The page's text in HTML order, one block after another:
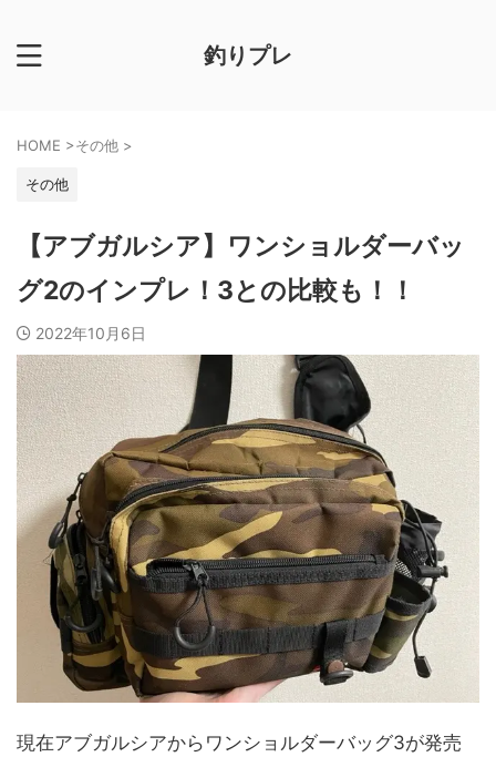
釣りプレ
HOME >その他 >
その他
【アブガルシア】ワンショルダーバッ
グ2のインプレ！3との比較も！！
2022年10月6日
現在アブガルシアからワンショルダーバッグ3が発売